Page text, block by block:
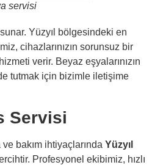
servisi
Yüzyıl bölgesindeki en
cihazlarınızın sorunsuz bir
verir. Beyaz eşyalarınızın
tutmak için bizimle iletişime
Servisi
ve bakım ihtiyaçlarında Yüzyıl
Profesyonel ekibimiz, hızlı